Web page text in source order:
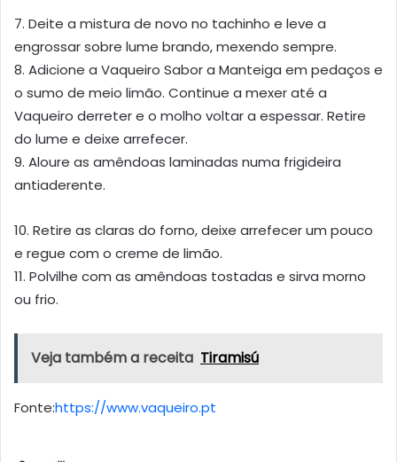
7. Deite a mistura de novo no tachinho e leve a
engrossar sobre lume brando, mexendo sempre.
8. Adicione a Vaqueiro Sabor a Manteiga em pedaços e
o sumo de meio limão. Continue a mexer até a
Vaqueiro derreter e o molho voltar a espessar. Retire
do lume e deixe arrefecer.
9. Aloure as amêndoas laminadas numa frigideira
antiaderente.
10. Retire as claras do forno, deixe arrefecer um pouco
e regue com o creme de limão.
11. Polvilhe com as amêndoas tostadas e sirva morno
ou frio.
Veja também a receita Tiramisú
Fonte:https://www.vaqueiro.pt